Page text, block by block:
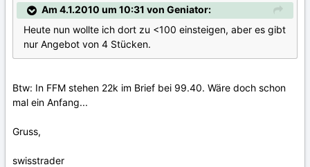
Am 4.1.2010 um 10:31 von Geniator:
Heute nun wollte ich dort zu <100 einsteigen, aber es gibt
nur Angebot von 4 Stücken.
Btw: In FFM stehen 22k im Brief bei 99.40. Wäre doch schon
mal ein Anfang...
Gruss,
swisstrader